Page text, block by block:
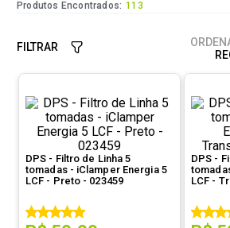
Produtos Encontrados: 113
FILTRAR
DPS - Filtro de Linha 5
tomadas - iClamper Energia 5
LCF - Preto - 023459
DPS -
LCF -
teclado
4º
ssd
5 º
openbox
6 º
jonsbo
controle